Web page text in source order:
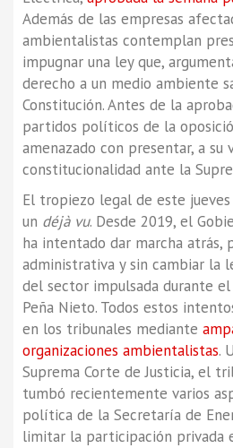
Además de las empresas
ambientalistas contemplan
impugnar una ley que,
derecho a un medio ambiente
Constitución. Antes de la
partidos políticos de la
amenazado con presentar, a su
constitucionalidad ante la
El tropiezo legal de este
un déjà vu. Desde 2019, el
ha intentado dar marcha atrás,
administrativa y sin cambiar la
del sector impulsada durante
Peña Nieto. Todos estos
en los tribunales mediante
organizaciones ambientalistas.
Suprema Corte de Justicia, el
tumbó recientemente varios
política de la Secretaría de
limitar la participación privada